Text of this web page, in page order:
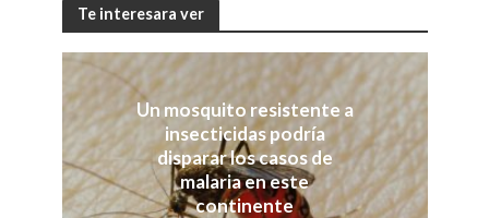
Te interesara ver
Un mosquito resistente a
insecticidas podría
disparar los casos de
malaria en este
continente